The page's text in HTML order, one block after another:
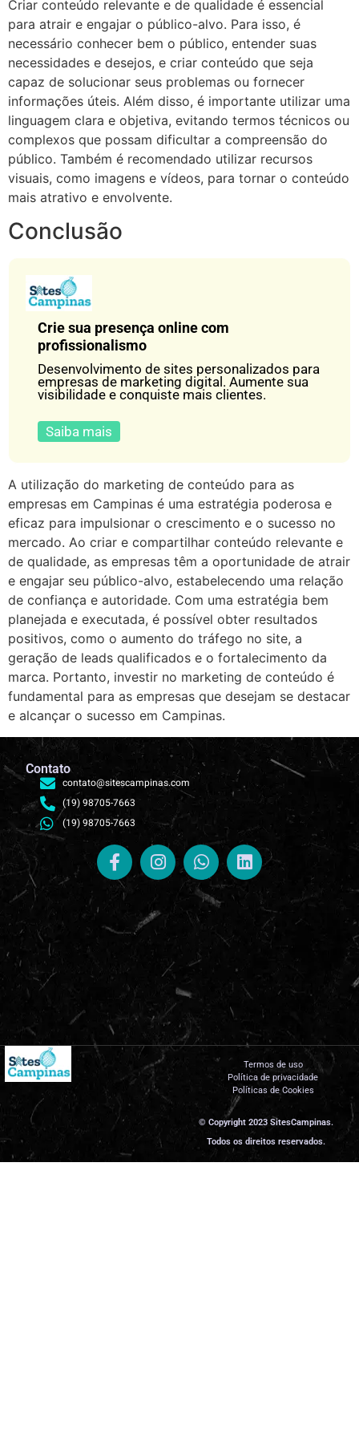
Criar conteúdo relevante e de qualidade é essencial
para atrair e engajar o público-alvo. Para isso, é
necessário conhecer bem o público, entender suas
necessidades e desejos, e criar conteúdo que seja
capaz de solucionar seus problemas ou fornecer
informações úteis. Além disso, é importante utilizar uma
linguagem clara e objetiva, evitando termos técnicos ou
complexos que possam dificultar a compreensão do
público. Também é recomendado utilizar recursos
visuais, como imagens e vídeos, para tornar o conteúdo
mais atrativo e envolvente.
Conclusão
Crie sua presença online com
profissionalismo
Desenvolvimento de sites personalizados para
empresas de marketing digital. Aumente sua
visibilidade e conquiste mais clientes.
Saiba mais
A utilização do marketing de conteúdo para as
empresas em Campinas é uma estratégia poderosa e
eficaz para impulsionar o crescimento e o sucesso no
mercado. Ao criar e compartilhar conteúdo relevante e
de qualidade, as empresas têm a oportunidade de atrair
e engajar seu público-alvo, estabelecendo uma relação
de confiança e autoridade. Com uma estratégia bem
planejada e executada, é possível obter resultados
positivos, como o aumento do tráfego no site, a
geração de leads qualificados e o fortalecimento da
marca. Portanto, investir no marketing de conteúdo é
fundamental para as empresas que desejam se destacar
e alcançar o sucesso em Campinas.
Contato
contato@sitescampinas.com
(19) 98705-7663
(19) 98705-7663
Termos de uso
Política de privacidade
Políticas de Cookies
© Copyright 2023 SitesCampinas.
Todos os direitos reservados.